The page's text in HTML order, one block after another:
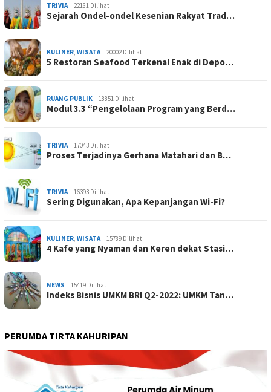
TRIVIA 22181 Dilihat
Sejarah Ondel-ondel Kesenian Rakyat Trad…
KULINER, WISATA 20002 Dilihat
5 Restoran Seafood Terkenal Enak di Depo…
RUANG PUBLIK 18851 Dilihat
Modul 3.3 “Pengelolaan Program yang Berd…
TRIVIA 17043 Dilihat
Proses Terjadinya Gerhana Matahari dan B…
TRIVIA 16393 Dilihat
Sering Digunakan, Apa Kepanjangan Wi-Fi?
KULINER, WISATA 15789 Dilihat
4 Kafe yang Nyaman dan Keren dekat Stasi…
NEWS 15419 Dilihat
Indeks Bisnis UMKM BRI Q2-2022: UMKM Tan…
PERUMDA TIRTA KAHURIPAN